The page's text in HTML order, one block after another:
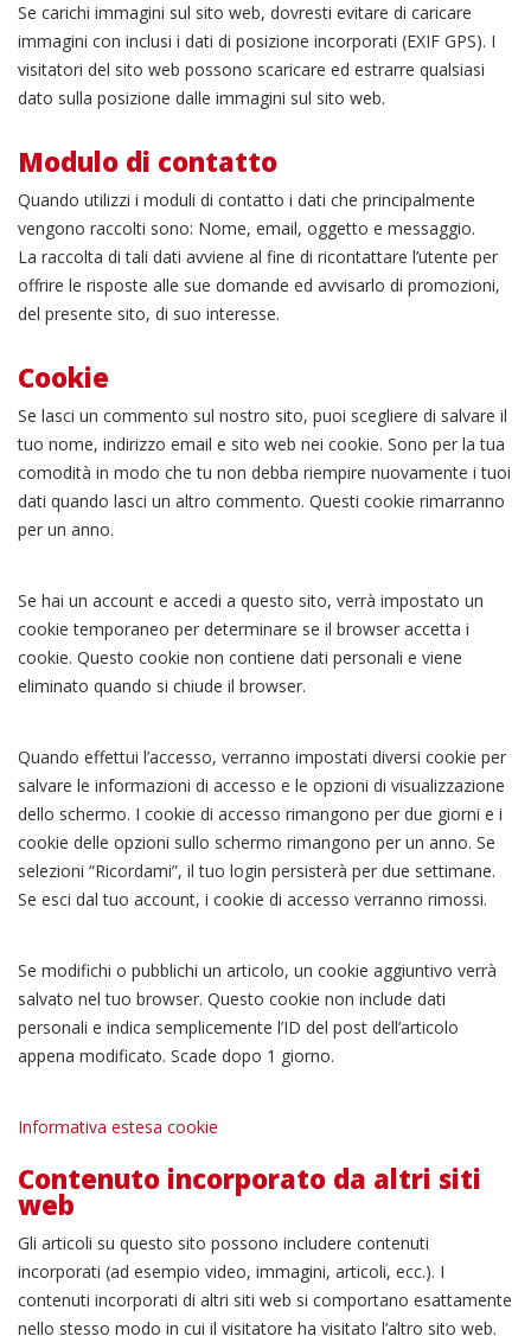
Se carichi immagini sul sito web, dovresti evitare di caricare
immagini con inclusi i dati di posizione incorporati (EXIF GPS). I
visitatori del sito web possono scaricare ed estrarre qualsiasi
dato sulla posizione dalle immagini sul sito web.
Modulo di contatto
Quando utilizzi i moduli di contatto i dati che principalmente
vengono raccolti sono: Nome, email, oggetto e messaggio.
La raccolta di tali dati avviene al fine di ricontattare l’utente per
offrire le risposte alle sue domande ed avvisarlo di promozioni,
del presente sito, di suo interesse.
Cookie
Se lasci un commento sul nostro sito, puoi scegliere di salvare il
tuo nome, indirizzo email e sito web nei cookie. Sono per la tua
comodità in modo che tu non debba riempire nuovamente i tuoi
dati quando lasci un altro commento. Questi cookie rimarranno
per un anno.
Se hai un account e accedi a questo sito, verrà impostato un
cookie temporaneo per determinare se il browser accetta i
cookie. Questo cookie non contiene dati personali e viene
eliminato quando si chiude il browser.
Quando effettui l’accesso, verranno impostati diversi cookie per
salvare le informazioni di accesso e le opzioni di visualizzazione
dello schermo. I cookie di accesso rimangono per due giorni e i
cookie delle opzioni sullo schermo rimangono per un anno. Se
selezioni “Ricordami”, il tuo login persisterà per due settimane.
Se esci dal tuo account, i cookie di accesso verranno rimossi.
Se modifichi o pubblichi un articolo, un cookie aggiuntivo verrà
salvato nel tuo browser. Questo cookie non include dati
personali e indica semplicemente l’ID del post dell’articolo
appena modificato. Scade dopo 1 giorno.
Informativa estesa cookie
Contenuto incorporato da altri siti
web
Gli articoli su questo sito possono includere contenuti
incorporati (ad esempio video, immagini, articoli, ecc.). I
contenuti incorporati di altri siti web si comportano esattamente
nello stesso modo in cui il visitatore ha visitato l’altro sito web.